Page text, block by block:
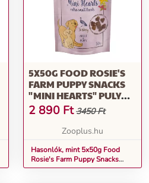
5X50G FOOD ROSIE'S
FARM PUPPY SNACKS
"MINI HEARTS" PULYKA
KÖLYÖKKUTYASNACK
2 890 Ft 3450 Ft
Zooplus.hu
Hasonlók, mint 5x50g Food
Rosie's Farm Puppy Snacks
"Mini Hearts" pulyka